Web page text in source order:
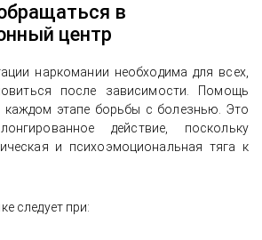
в
центр
наркомании необходима для всех,
после зависимости. Помощь
каждом этапе борьбы с болезнью. Это
действие, поскольку
и психоэмоциональная тяга к
следует при: